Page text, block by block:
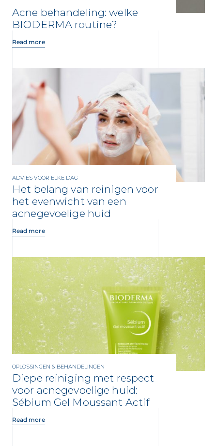
Acne behandeling: welke
BIODERMA routine?
Read more
ADVIES VOOR ELKE DAG
Het belang van reinigen voor
het evenwicht van een
acnegevoelige huid
Read more
OPLOSSINGEN & BEHANDELINGEN
Diepe reiniging met respect
voor acnegevoelige huid:
Sébium Gel Moussant Actif
Read more